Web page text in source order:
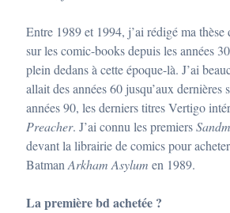
Entre 1989 et 1994, j’ai rédigé ma
sur les comic-books depuis les années
plein dedans à cette époque-là. J’ai
allait des années 60 jusqu’aux dernières
années 90, les derniers titres Vertigo
Preacher. J’ai connu les premiers
devant la librairie de comics pour
BatmanArkham Asylum en 1989.
La première bd achetée ?